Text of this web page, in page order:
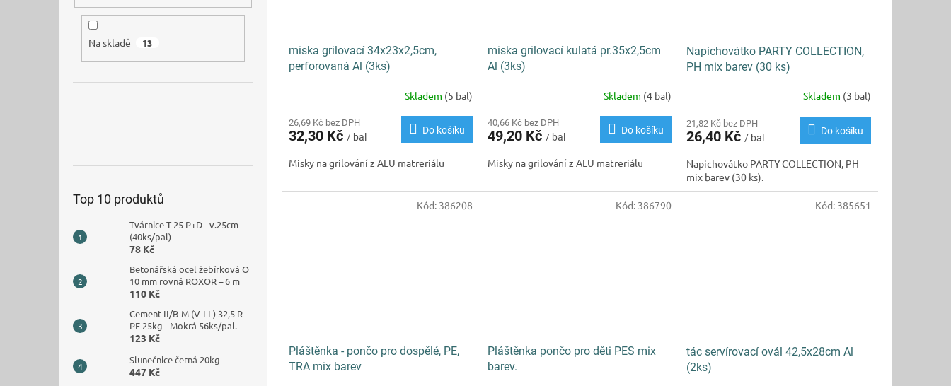
Na skladě 13
Top 10 produktů
Tvárnice T 25 P+D - v.25cm
(40ks/pal)
78 Kč
Betonářská ocel žebírková O
10 mm rovná ROXOR – 6 m
110 Kč
Cement II/B-M (V-LL) 32,5 R
PF 25kg - Mokrá 56ks/pal.
123 Kč
Slunečnice černá 20kg
447 Kč
miska grilovací 34x23x2,5cm,
perforovaná Al (3ks)
Skladem (5 bal)
26,69 Kč bez DPH
32,30 Kč / bal
Do košíku
Misky na grilování z ALU matreriálu
miska grilovací kulatá pr.35x2,5cm
Al (3ks)
Skladem (4 bal)
40,66 Kč bez DPH
49,20 Kč / bal
Do košíku
Misky na grilování z ALU matreriálu
Napichovátko PARTY COLLECTION,
PH mix barev (30 ks)
Skladem (3 bal)
21,82 Kč bez DPH
26,40 Kč / bal
Do košíku
Napichovátko PARTY COLLECTION, PH
mix barev (30 ks).
Pláštěnka - pončo pro dospělé, PE,
TRA mix barev
Kód: 386208
Pláštěnka pončo pro děti PES mix
barev.
Kód: 386790
tác servírovací ovál 42,5x28cm Al
(2ks)
Kód: 385651